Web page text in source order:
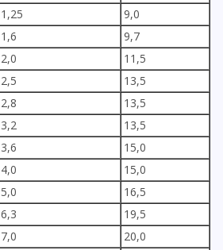
1,25
9,0
1,6
9,7
2,0
11,5
2,5
13,5
2,8
13,5
3,2
13,5
3,6
15,0
4,0
15,0
5,0
16,5
6,3
19,5
7,0
20,0